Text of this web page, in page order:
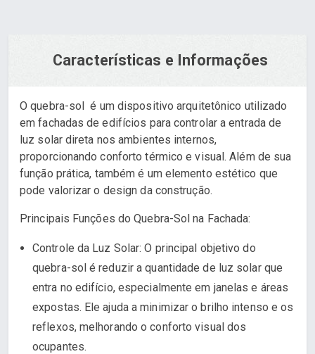
Características e Informações
O quebra-sol é um dispositivo arquitetônico utilizado
em fachadas de edifícios para controlar a entrada de
luz solar direta nos ambientes internos,
proporcionando conforto térmico e visual. Além de sua
função prática, também é um elemento estético que
pode valorizar o design da construção.
Principais Funções do Quebra-Sol na Fachada:
Controle da Luz Solar: O principal objetivo do
quebra-sol é reduzir a quantidade de luz solar que
entra no edifício, especialmente em janelas e áreas
expostas. Ele ajuda a minimizar o brilho intenso e os
reflexos, melhorando o conforto visual dos
ocupantes.